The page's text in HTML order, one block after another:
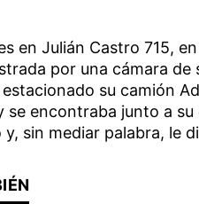
en Julián Castro 715,
por una cámara
su camión
se encontraba junto a
sin mediar palabra, le